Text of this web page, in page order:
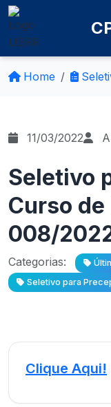
Home
11/03/2022
Seletivo
Curso de
008/
Categorias:
Seletivo para
Clique Aqui!